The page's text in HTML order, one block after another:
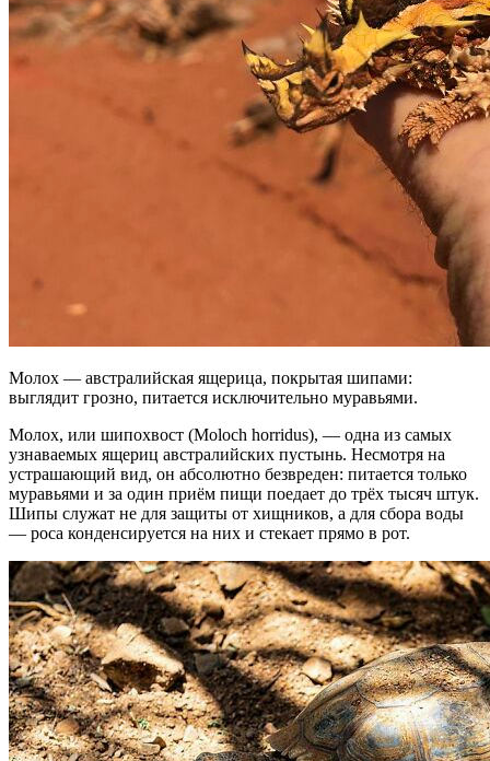
Молох — австралийская ящерица, покрытая шипами:
выглядит грозно, питается исключительно муравьями.
Молох, или шипохвост (Moloch horridus), — одна из самых
узнаваемых ящериц австралийских пустынь. Несмотря на
устрашающий вид, он абсолютно безвреден: питается только
муравьями и за один приём пищи поедает до трёх тысяч штук.
Шипы служат не для защиты от хищников, а для сбора воды
— роса конденсируется на них и стекает прямо в рот.